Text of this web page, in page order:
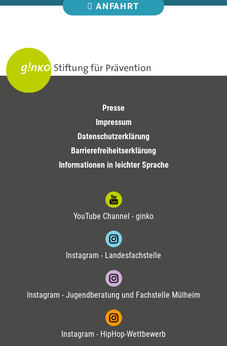
ANFAHRT
Presse
Impressum
Datenschutzerklärung
Barrierefreiheitserklärung
Informationen in leichter Sprache
YouTube Channel - ginko
Instagram - Landesfachstelle
Instagram - Jugendberatung und Fachstelle Mülheim
Instagram - HipHop-Wettbewerb